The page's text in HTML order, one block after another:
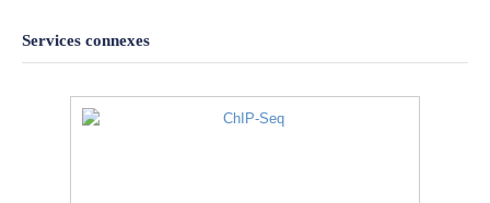
Services connexes